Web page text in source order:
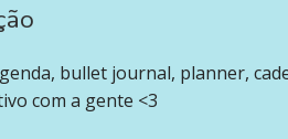
bullet journal, planner,
com a gente <3